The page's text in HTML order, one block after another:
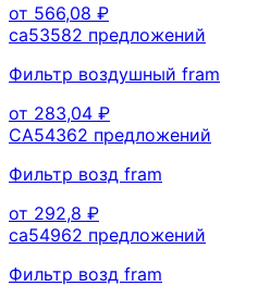
от 566,08 ₽
ca53582 предложений
Фильтр воздушный fram
от 283,04 ₽
CA54362 предложений
Фильтр возд fram
от 292,8 ₽
ca54962 предложений
Фильтр возд fram